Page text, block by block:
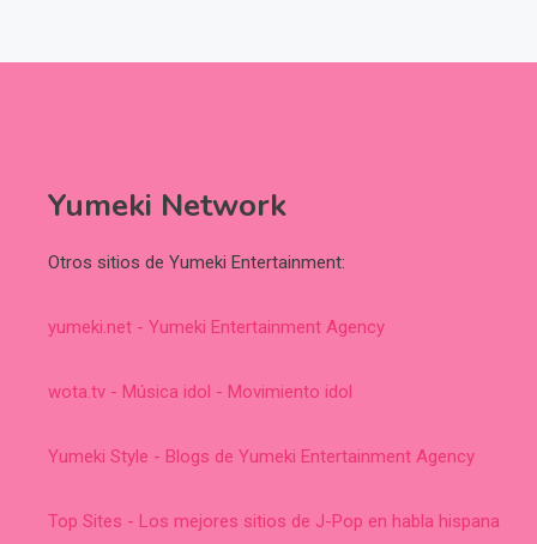
Yumeki Network
Otros sitios de Yumeki Entertainment:
yumeki.net - Yumeki Entertainment Agency
wota.tv - Música idol - Movimiento idol
Yumeki Style - Blogs de Yumeki Entertainment Agency
Top Sites - Los mejores sitios de J-Pop en habla hispana